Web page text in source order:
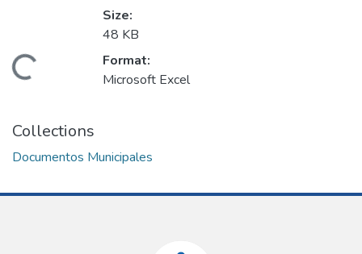
Loading...
Size:
48 KB
Format:
Microsoft Excel
Collections
Documentos Municipales